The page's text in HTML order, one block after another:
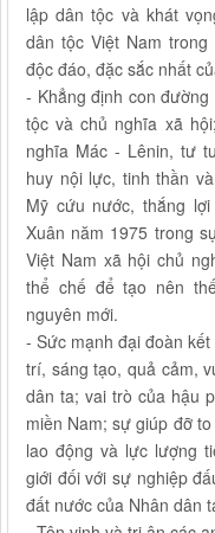
lập dân tộc và khát
dân tộc Việt Nam
độc đáo, đặc sắc nhất
- Khẳng định con
tộc và chủ nghĩa xã
nghĩa Mác - Lênin, tư
huy nội lực, tinh thần
Mỹ cứu nước, thắng
Xuân năm 1975 trong
Việt Nam xã hội chủ
thể chế để tạo nên
nguyên mới.
- Sức mạnh đại đoàn
trí, sáng tạo, quả cảm,
dân ta; vai trò của hậu
miền Nam; sự giúp đỡ
lao động và lực lượng
giới đối với sự nghiệp
đất nước của Nhân dân